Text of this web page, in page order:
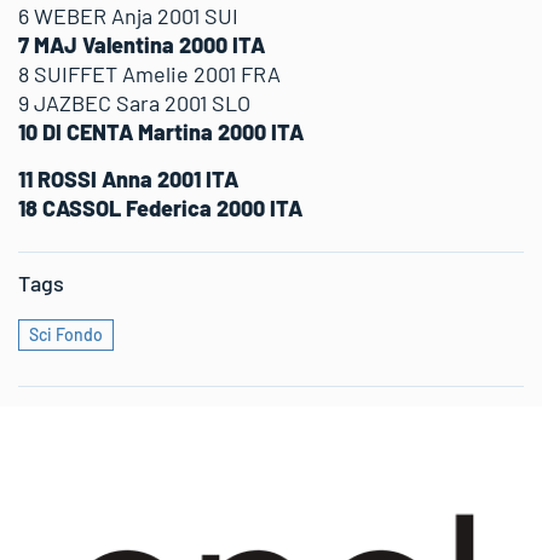
6 WEBER Anja 2001 SUI
7 MAJ Valentina 2000 ITA
8 SUIFFET Amelie 2001 FRA
9 JAZBEC Sara 2001 SLO
10 DI CENTA Martina 2000 ITA
11 ROSSI Anna 2001 ITA
18 CASSOL Federica 2000 ITA
Tags
Sci Fondo